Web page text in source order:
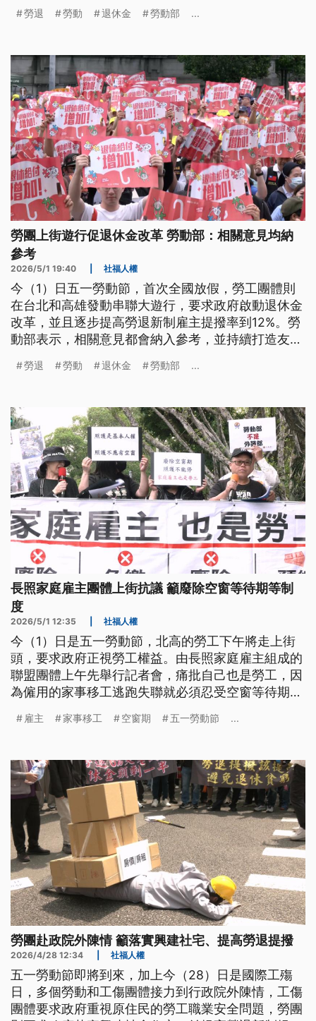
（2026）年最低工資已經連續第10年調升，超過
勞退 勞動 退休金 勞動部 ...
勞團上街遊行促退休金改革 勞動部：相關意見均納
參考
2026/5/1 19:40 社福人權
今（1）日五一勞動節，首次全國放假，勞工團體則
在台北和高雄發動串聯大遊行，要求政府啟動退休金
改革，並且逐步提高勞退新制雇主提撥率到12%。勞
動部表示，相關意見都會納入參考，並持續打造友善
（2026）年最低工資已經連續第10年調升，超過
勞退 勞動 退休金 勞動部 ...
長照家庭雇主團體上街抗議 籲廢除空窗等待期等制
度
2026/5/1 12:35 社福人權
今（1）日是五一勞動節，北高的勞工下午將走上街
頭，要求政府正視勞工權益。由長照家庭雇主組成的
聯盟團體上午先舉行記者會，痛批自己也是勞工，因
為僱用的家事移工逃跑失聯就必須忍受空窗等待期，
擔，要求廢除這些惡法。對此，勞動部強調已經研擬
務天數等方式，減輕雇主負擔。
雇主 家事移工 空窗期 五一勞動節 ...
勞團赴政院外陳情 籲落實興建社宅、提高勞退提撥
2026/4/28 12:34 社福人權
五一勞動節即將到來，加上今（28）日是國際工殤
日，多個勞動和工傷團體接力到行政院外陳情，工傷
團體要求政府重視原住民的勞工職業安全問題，勞團